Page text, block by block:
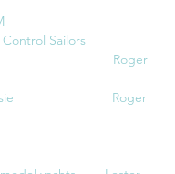
of IOM
Sailors
Roger
Roger